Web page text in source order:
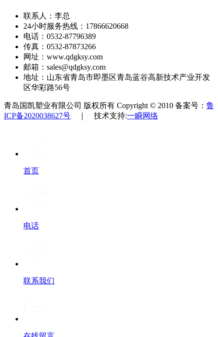
联系人：李总
24小时服务热线：17866620668
电话：0532-87796389
传真：0532-87873266
网址：www.qdgksy.com
邮箱：sales@qdgksy.com
地址：山东省青岛市即墨区青岛蓝谷高新技术产业开发
区华彩路56号
青岛国凯塑业有限公司 版权所有 Copyright © 2010 备案号： 鲁
ICP备2020038627号 ｜ 技术支持:一瞬网络
首页
电话
联系我们